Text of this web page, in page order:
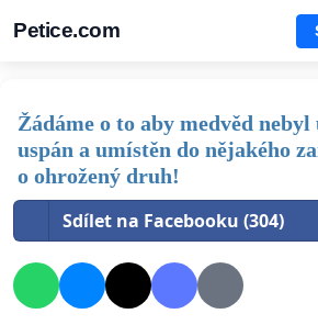
Petice.com
Žádáme o to aby medvěd nebyl
uspán a umístěn do nějakého
o ohrožený druh!
Sdílet na Facebooku (304)